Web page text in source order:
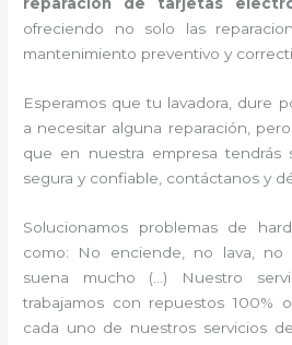
ofreciendo no solo las
mantenimiento preventivo y
Esperamos que tu lavadora, dure
a necesitar alguna reparación,
que en nuestra empresa tendrás
segura y confiable, contáctanos y
Solucionamos problemas de
como: No enciende, no lava, no
suena mucho (…) Nuestro
trabajamos con repuestos 100%
cada uno de nuestros servicios